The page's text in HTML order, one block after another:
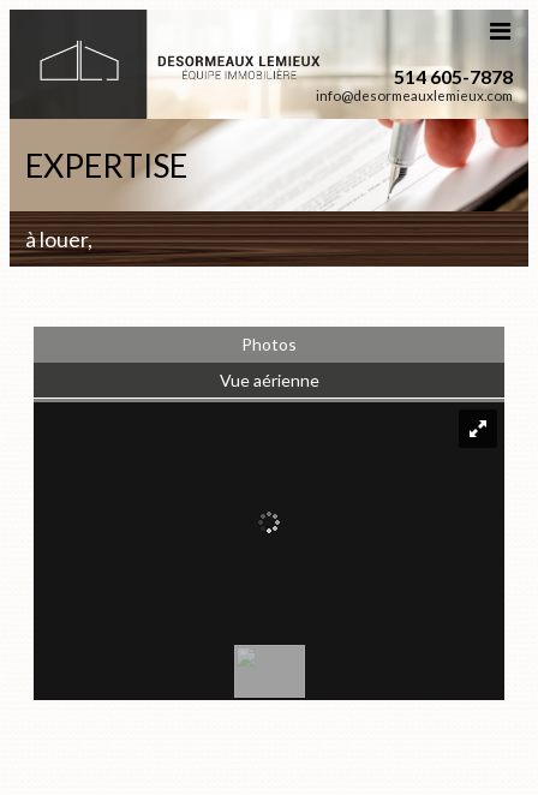
514 605-7878
info@desormeauxlemieux.com
EXPERTISE
à louer,
Photos
Vue aérienne